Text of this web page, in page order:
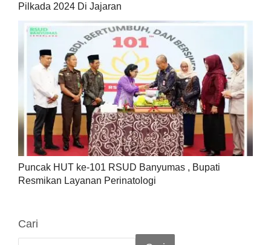
Pilkada 2024 Di Jajaran
Puncak HUT ke-101 RSUD Banyumas , Bupati
Resmikan Layanan Perinatologi
Cari